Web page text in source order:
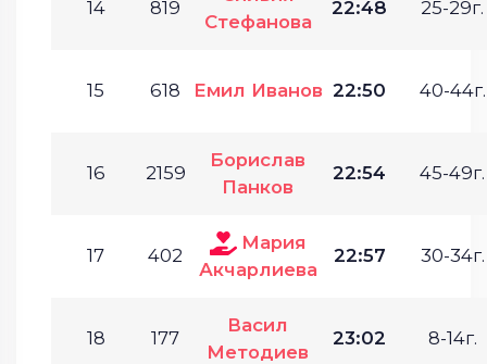
14 819
Стефанова
22:48 25-29г.
15 618 Емил Иванов 22:50 40-44г.
16 2159
Борислав
Панков
22:54 45-49г.
17 402
Мария
Акчарлиева
22:57 30-34г.
18 177
Васил
Методиев
23:02 8-14г.